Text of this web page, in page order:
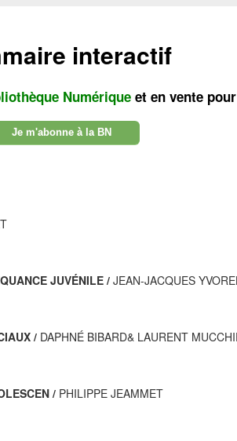
interactif
Numérique et en vente
Je m'abonne à la BN
JUVÉNILE / JEAN-JACQUES
/ DAPHNÉ BIBARD& LAURENT
/ PHILIPPE JEAMMET